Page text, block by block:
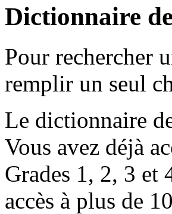
Dictionnaire
Pour rechercher
remplir un seul
Le dictionnaire
Vous avez déjà
Grades 1, 2, 3 et
accès à plus de